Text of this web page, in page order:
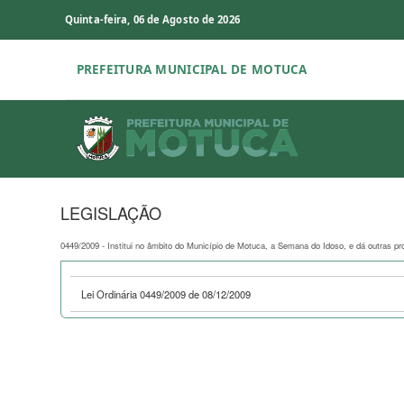
Quinta-feira, 06 de Agosto de 2026
PREFEITURA MUNICIPAL DE MOTUCA
LEGISLAÇÃO
0449/2009 - Institui no âmbito do Município de Motuca, a Semana do Idoso, e dá outras
Lei Ordinária 0449/2009 de 08/12/2009